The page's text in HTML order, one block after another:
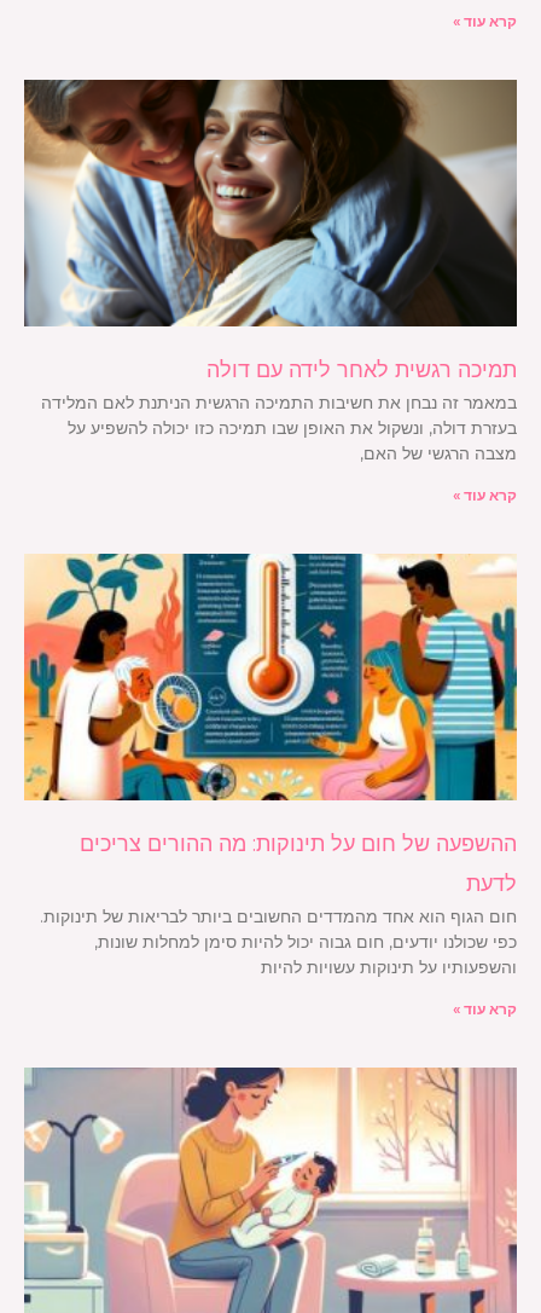
קרא עוד »
תמיכה רגשית לאחר לידה עם דולה
במאמר זה נבחן את חשיבות התמיכה הרגשית הניתנת לאם המלידה
בעזרת דולה, ונשקול את האופן שבו תמיכה כזו יכולה להשפיע על
מצבה הרגשי של האם,
קרא עוד »
ההשפעה של חום על תינוקות: מה ההורים צריכים
לדעת
חום הגוף הוא אחד מהמדדים החשובים ביותר לבריאות של תינוקות.
כפי שכולנו יודעים, חום גבוה יכול להיות סימן למחלות שונות,
והשפעותיו על תינוקות עשויות להיות
קרא עוד »